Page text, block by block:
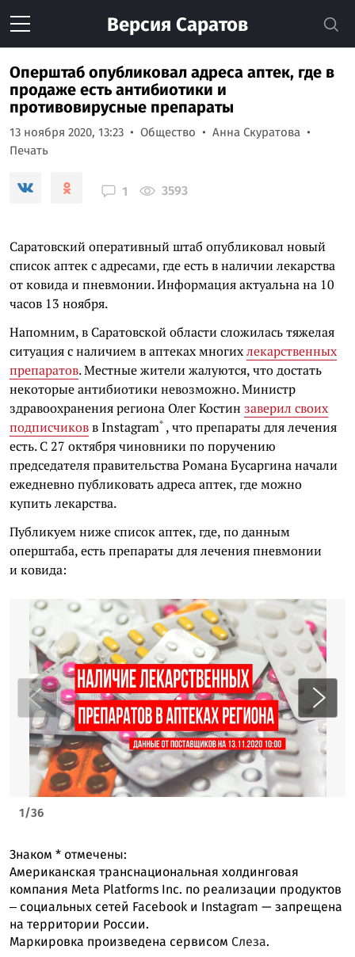
Версия Саратов
Оперштаб опубликовал адреса аптек, где в
продаже есть антибиотики и
противовирусные препараты
13 ноября 2020, 13:23 Общество
Анна Скуратова
Печать
1 3593
Саратовский оперативный штаб опубликовал новый
список аптек с адресами, где есть в наличии лекарства
от ковида и пневмонии. Информация актуальна на 10
часов 13 ноября.
Напомним, в Саратовской области сложилась тяжелая
ситуация с наличием в аптеках многихлекарственных
препаратов. Местные жители жалуются, что достать
некоторые антибиотики невозможно. Министр
здравоохранения региона Олег Костин заверил своих
подписчиковвInstagram* , что препараты для лечения
есть. С 27 октября чиновники по поручению
председателя правительства Романа Бусаргина начали
ежедневно публиковать адреса аптек, где можно
купить лекарства.
Публикуем ниже список аптек, где, по данным
оперштаба, есть препараты для лечения пневмонии
и ковида:
1/36
Знаком * отмечены:
Американская транснациональная холдинговая
компания Meta Platforms Inc. по реализации продуктов
‒ социальных сетей Facebook и Instagram — запрещена
на территории России.
Маркировка произведена сервисом Слеза.